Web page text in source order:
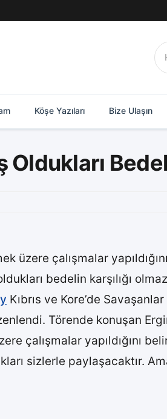
Ara:
Köşe Yazıları Bize Ulaşın
üzere çalışmalar
bedelin karşılığı
Kıbrıs ve Kore’de
Törende konuşan
çalışmalar yapıldığını
sizlerle paylaşacaktır.